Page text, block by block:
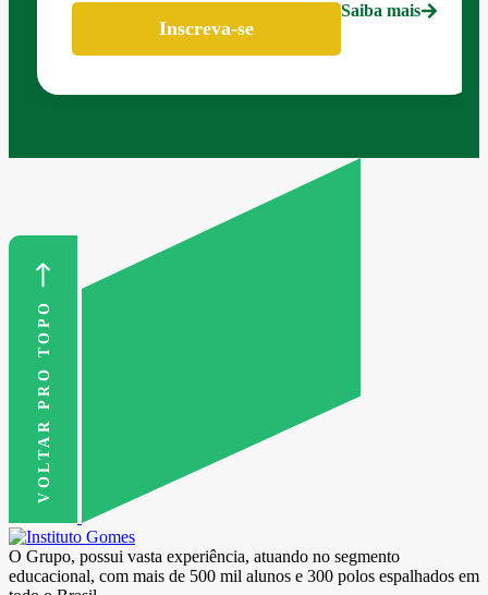
Inscreva-se
Saiba mais
VOLTAR PRO TOPO
O Grupo, possui vasta experiência, atuando no segmento
educacional, com mais de 500 mil alunos e 300 polos espalhados em